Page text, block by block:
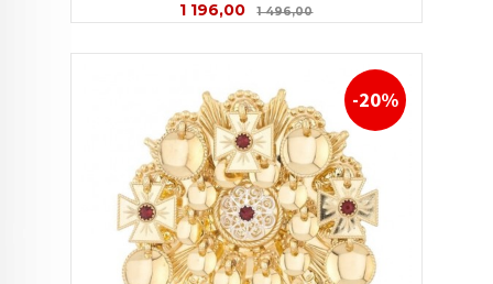
Tilbud
1 196,00 1 496,00Rabatt
-20%